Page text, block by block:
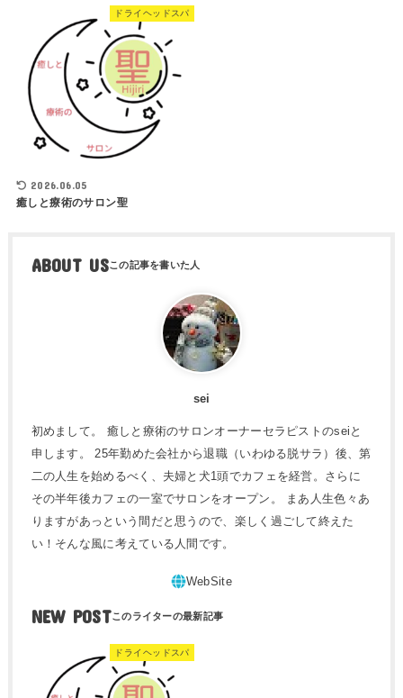
ドライヘッドスパ
2026.06.05
癒しと療術のサロン聖
ABOUT US
sei
初めまして。 癒しと療術のサロンオーナーセラピストのseiと
申します。 25年勤めた会社から退職（いわゆる脱サラ）後、第
二の人生を始めるべく、夫婦と犬1頭でカフェを経営。さらに
その半年後カフェの一室でサロンをオープン。 まあ人生色々あ
りますがあっという間だと思うので、楽しく過ごして終えた
い！そんな風に考えている人間です。
NEW POST
ドライヘッドスパ